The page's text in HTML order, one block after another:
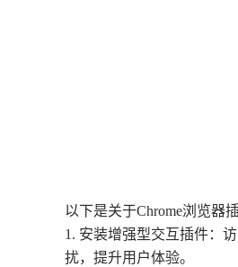
以下是关于Chrome浏览器
1. 安装增强型交互插件：
扰，提升用户体验。